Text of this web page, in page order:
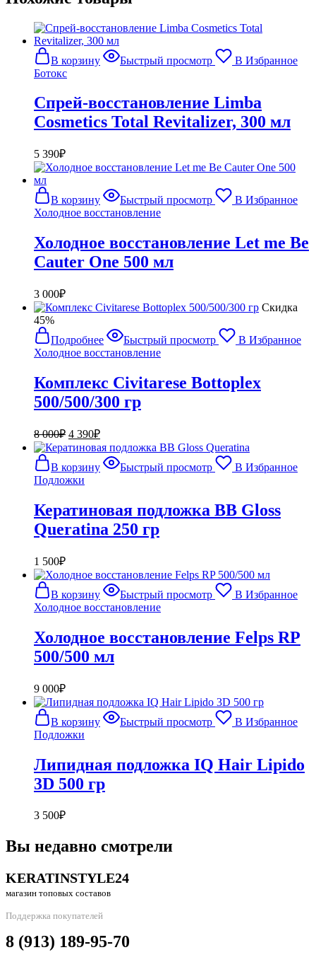
В корзину Быстрый просмотр
В Избранное
Ботокс
Спрей-восстановление Limba
Cosmetics Total Revitalizer, 300 мл
5 390₽
В корзину Быстрый просмотр
В Избранное
Холодное восстановление
Холодное восстановление Let me Be
Cauter One 500 мл
3 000₽
Cкидка
45%
Подробнее
Быстрый просмотр
В Избранное
Холодное восстановление
Комплекс Civitarese Bottoplex
500/500/300 гр
8 000₽ Первоначальная
цена
составляла
8
000₽.
4 390₽Текущая
цена:
4
390₽.
В корзину Быстрый просмотр
В Избранное
Подложки
Кератиновая подложка BB Gloss
Queratina 250 гр
1 500₽
В корзину Быстрый просмотр
В Избранное
Холодное восстановление
Холодное восстановление Felps RP
500/500 мл
9 000₽
В корзину Быстрый просмотр
В Избранное
Подложки
Липидная подложка IQ Hair Lipido
3D 500 гр
3 500₽
Вы недавно смотрели
KERATINSTYLE24
магазин топовых составов
Поддержка покупателей
8 (913) 189-95-70